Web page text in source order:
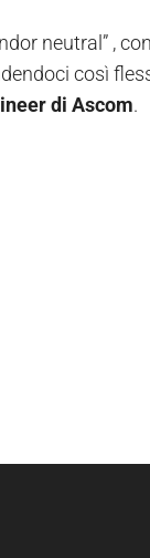
neutral” ,
così
di Ascom.